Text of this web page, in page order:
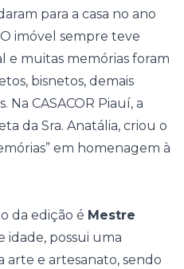
para a casa no ano
imóvel sempre teve
e muitas memórias foram
bisnetos, demais
Na CASACOR Piauí, a
da Sra. Anatália, criou o
em homenagem à
da edição é Mestre
idade, possui uma
e artesanato, sendo